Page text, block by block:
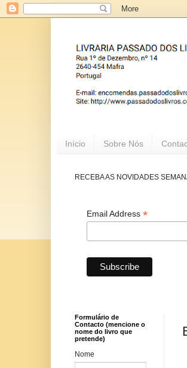
Início Sobre Nós
RECEBA AS NOVIDADES
Email Address *
Formulário de
Contacto (mencione o
nome do livro que
pretende)
Nome